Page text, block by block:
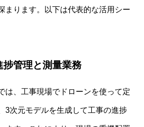
まります。以下は代表的な活用シー
捗管理と測量業務
は、工事現場でドローンを使って定
3次元モデルを生成して工事の進捗